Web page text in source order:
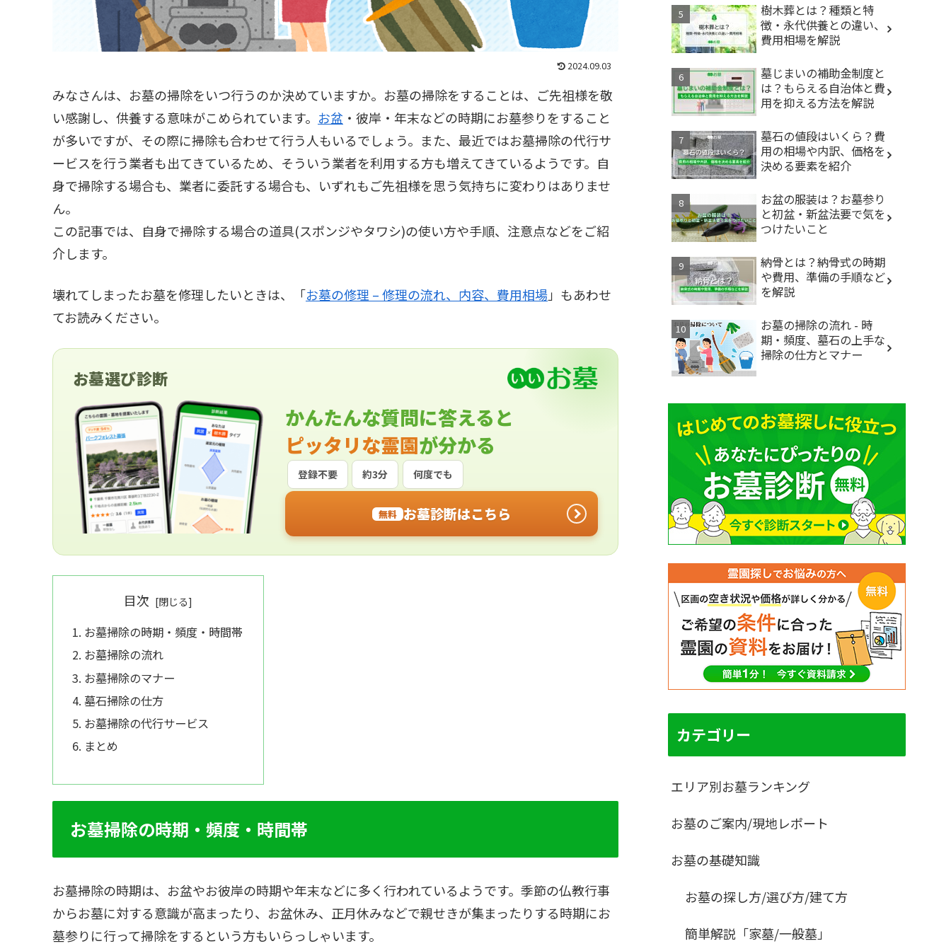
2024.09.03
みなさんは、お墓の掃除をいつ行うのか決めていますか。お墓の掃除をすることは、ご先祖様を敬
い感謝し、供養する意味がこめられています。 お盆 ・彼岸・年末などの時期にお墓参りをすること
が多いですが、その際に掃除も合わせて行う人もいるでしょう。また、最近ではお墓掃除の代行サ
ービスを行う業者も出てきているため、そういう業者を利用する方も増えてきているようです。自
身で掃除する場合も、業者に委託する場合も、いずれもご先祖様を思う気持ちに変わりはありませ
ん。
この記事では、自身で掃除する場合の道具(スポンジやタワシ)の使い方や手順、注意点などをご紹
介します。
壊れてしまったお墓を修理したいときは、「お墓の修理 – 修理の流れ、内容、費用相場」もあわせ
てお読みください。
お墓選び診断
かんたんな質問に答えると
ピッタリな霊園が分かる
登録不要 約3分 何度でも
無料 お墓診断はこちら
目次
お墓掃除の時期・頻度・時間帯
お墓掃除の流れ
お墓掃除のマナー
墓石掃除の仕方
お墓掃除の代行サービス
まとめ
お墓掃除の時期・頻度・時間帯
お墓掃除の時期は、お盆やお彼岸の時期や年末などに多く行われているようです。季節の仏教行事
からお墓に対する意識が高まったり、お盆休み、正月休みなどで親せきが集まったりする時期にお
墓参りに行って掃除をするという方もいらっしゃいます。
樹木葬とは？種類と特
徴・永代供養との違い、
費用相場を解説
墓じまいの補助金制度と
は？もらえる自治体と費
用を抑える方法を解説
墓石の値段はいくら？費
用の相場や内訳、価格を
決める要素を紹介
お盆の服装は？お墓参り
と初盆・新盆法要で気を
つけたいこと
納骨とは？納骨式の時期
や費用、準備の手順など
を解説
お墓の掃除の流れ - 時
期・頻度、墓石の上手な
掃除の仕方とマナー
カテゴリー
エリア別お墓ランキング
お墓のご案内/現地レポート
お墓の基礎知識
お墓の探し方/選び方/建て方
簡単解説「家墓/一般墓」